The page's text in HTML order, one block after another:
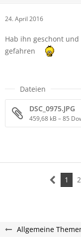
24. April 2016
Hab ihn geschont
gefahren
Dateien
DSC_0975.JPG
459,68 kB – 85
1 2
Allgemeine